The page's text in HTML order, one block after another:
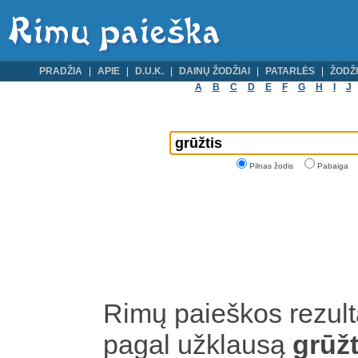
PRADŽIA APIE D.U.K. DAINŲ ŽODŽIAI PATARLĖS
A
B C D E F G H J
Pilnas žodis Pabaiga
Rimų paieškos
pagal užklausą grūžt